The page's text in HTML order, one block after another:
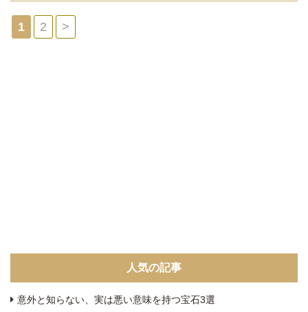
1 2 >
人気の記事
意外と知らない、実は悪い意味を持つ宝石3選